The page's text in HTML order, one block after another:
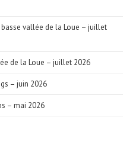
basse vallée de la Loue – juillet
de la Loue – juillet 2026
– juin 2026
– mai 2026